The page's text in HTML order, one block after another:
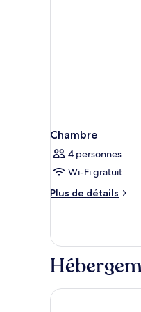
Chambre
4 personnes
Wi-Fi gratuit
Plus de détails
Plus
le
type
de
Chambre
Ibis Bengaluru